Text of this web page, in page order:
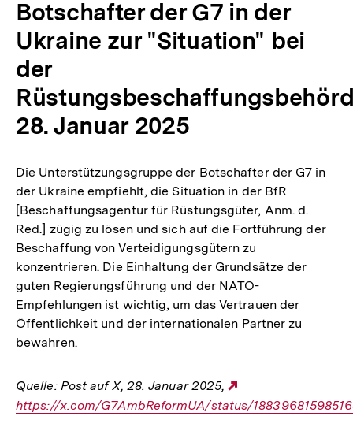
Botschafter der G7 in der
Ukraine zur "Situation" bei
der
28. Januar 2025
Die Unterstützungsgruppe der Botschafter der G7 in
der Ukraine empfiehlt, die Situation in der BfR
[Beschaffungsagentur für Rüstungsgüter, Anm. d.
Red.] zügig zu lösen und sich auf die Fortführung der
Beschaffung von Verteidigungsgütern zu
konzentrieren. Die Einhaltung der Grundsätze der
guten Regierungsführung und der NATO-
Empfehlungen ist wichtig, um das Vertrauen der
Öffentlichkeit und der internationalen Partner zu
bewahren.
Quelle: Post auf X, 28. Januar 2025,
Link:
https://x.com/G7AmbReformUA/status/